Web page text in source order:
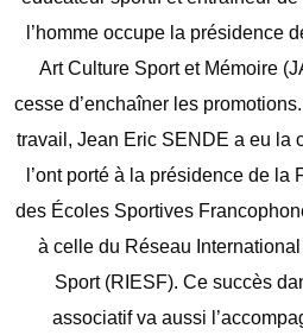
l’homme occupe la présidence
Art Culture Sport et Mémoire
cesse d’enchaîner les
travail, Jean Eric SENDE a eu la
l’ont porté à la présidence de
des Écoles Sportives
à celle du Réseau
Sport (RIESF). Ce succès
associatif va aussi